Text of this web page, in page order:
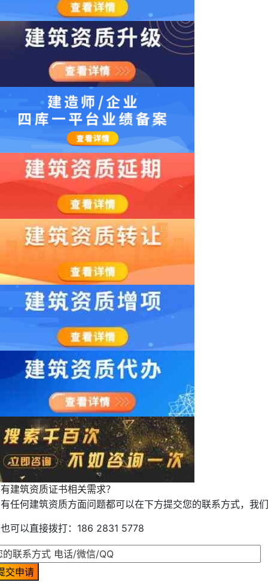
建筑资质证书相关需求？
任何建筑资质方面问题都可以在下方提交您的联系方式，我
可以直接拨打：186 2831 5778